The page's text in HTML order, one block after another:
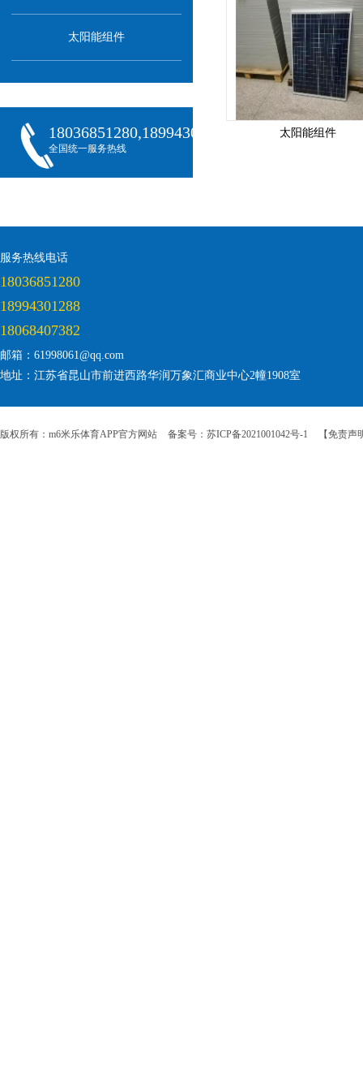
太阳能组件
18036851280,18994301288,18068407382
全国统一服务热线
太阳能组件
服务热线电话
18036851280
18994301288
18068407382
邮箱：61998061@qq.com
地址：江苏省昆山市前进西路华润万象汇商业中心2幢1908室
版权所有：m6米乐体育APP官方网站 备案号：苏ICP备2021001042号-1 【免责声